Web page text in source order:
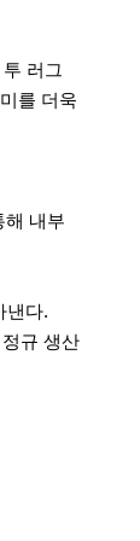
러그
를 더욱
해 내부
낸다.
규 생산